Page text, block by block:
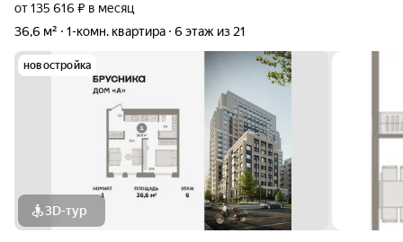
от 135 616 ₽ в месяц
36,6 м²
1-комн. квартира 6 этаж из 21
новостройка
3D-тур